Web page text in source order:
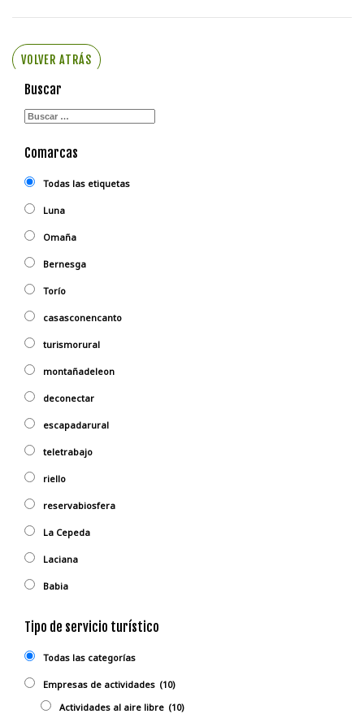
VOLVER ATRÁS
Buscar
Comarcas
Todas las etiquetas
Luna
Omaña
Bernesga
Torío
casasconencanto
turismorural
montañadeleon
deconectar
escapadarural
teletrabajo
riello
reservabiosfera
La Cepeda
Laciana
Babia
Tipo de servicio turístico
Todas las categorías
Empresas de actividades (10)
Actividades al aire libre (10)